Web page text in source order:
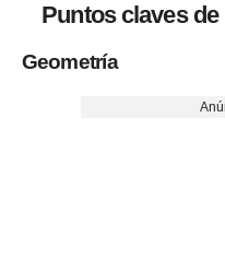
Puntos claves
Geometría